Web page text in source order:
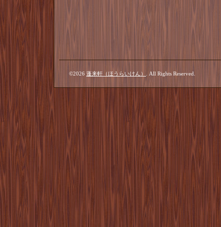
©2026 蓬来軒（ほうらいけん） . All Rights Reserved.